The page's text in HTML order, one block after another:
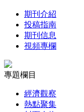
期刊介紹
投稿指南
期刊信息
視頻專欄
專題欄目
經濟觀察
熱點聚集